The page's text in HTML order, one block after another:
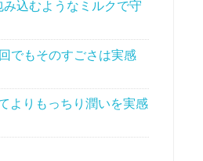
み込むようなミルクで守
でもそのすごさは実感
よりもっちり潤いを実感